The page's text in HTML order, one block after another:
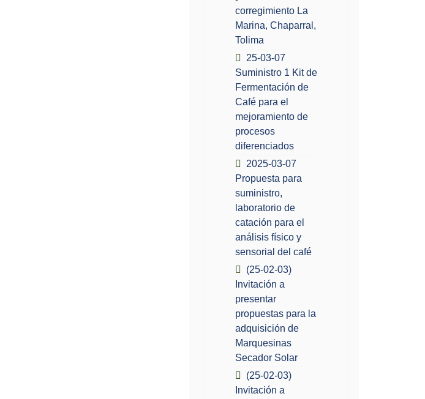
corregimiento La
Marina, Chaparral,
Tolima
25-03-07
Suministro 1 Kit de
Fermentación de
Café para el
mejoramiento de
procesos
diferenciados
2025-03-07
Propuesta para
suministro,
laboratorio de
catación para el
análisis físico y
sensorial del café
(25-02-03)
Invitación a
presentar
propuestas para la
adquisición de
Marquesinas
Secador Solar
(25-02-03)
Invitación a